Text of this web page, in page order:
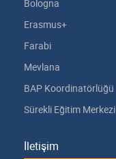
Bologna
Erasmus+
Farabi
Mevlana
BAP Koordinatörlüğü
Sürekli Eğitim Merkezi
İletişim